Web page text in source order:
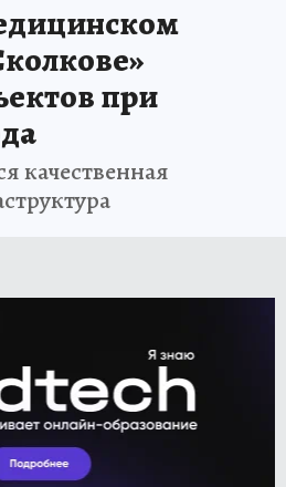
при
качественная